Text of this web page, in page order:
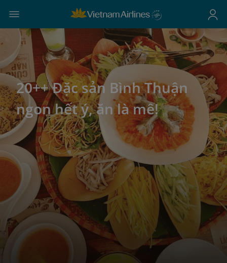
20++ Đặc sản Bình Thuận
ngon hết ý, ăn là mê!